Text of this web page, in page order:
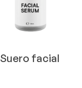
Suero facial